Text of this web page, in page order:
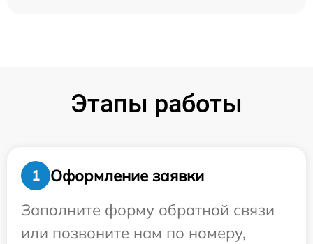
Этапы работы
1
Оформление заявки
Заполните форму обратной связи
или позвоните нам по номеру,